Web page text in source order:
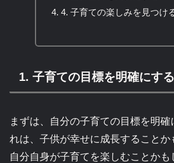
4. 子育ての楽しみを見つけ
1. 子育ての目標を明確にする
まずは、自分の子育ての目標を明
れは、子供が幸せに成長することか
自分自身が子育てを楽しむことか